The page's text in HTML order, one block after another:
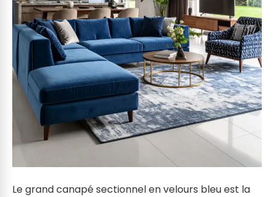
Le grand canapé sectionnel en velours bleu est la